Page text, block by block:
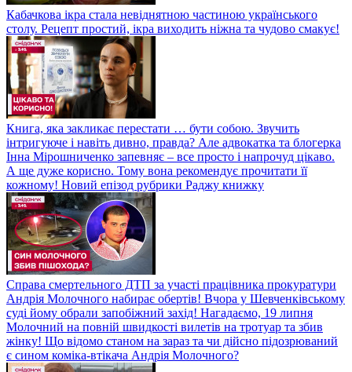
Кабачкова ікра стала невіднятною частиною українського
столу. Рецепт простий, ікра виходить ніжна та чудово смакує!
Книга, яка закликає перестати … бути собою. Звучить
інтригуюче і навіть дивно, правда? Але адвокатка та блогерка
Інна Мірошниченко запевняє – все просто і напрочуд цікаво.
А ще дуже корисно. Тому вона рекомендує прочитати її
кожному! Новий епізод рубрики Раджу книжку
Справа смертельного ДТП за участі працівника прокуратури
Андрія Молочного набирає обертів! Вчора у Шевченківському
суді йому обрали запобіжний захід! Нагадаємо, 19 липня
Молочний на повній швидкості вилетів на тротуар та збив
жінку! Що відомо станом на зараз та чи дійсно підозрюваний
є сином коміка-втікача Андрія Молочного?